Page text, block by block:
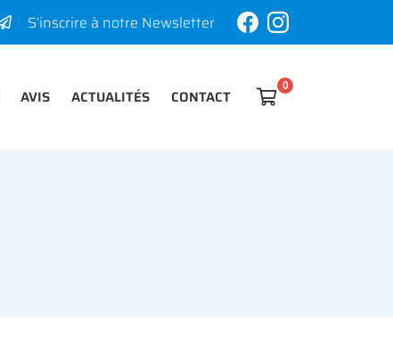
S’inscrire à notre Newsletter
AVIS ACTUALITÉS CONTACT 